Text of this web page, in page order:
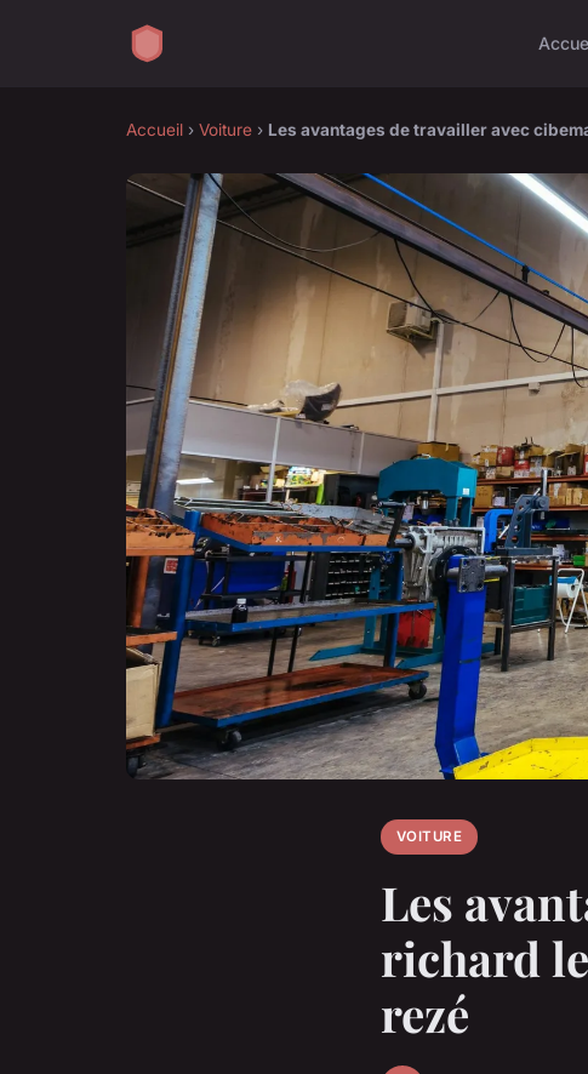
Accueil › Voiture › Les avantages de travailler avec
VOITURE
Les
richard
rezé